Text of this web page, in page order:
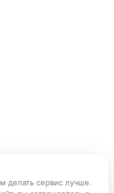
делать сервис лучше.